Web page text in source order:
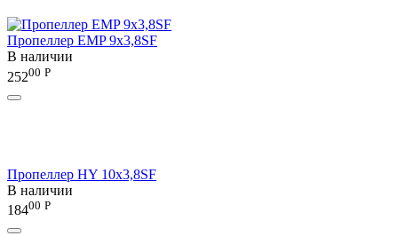
Пропеллер EMP 9x3,8SF
В наличии
25200 Р
Пропеллер HY 10х3,8SF
В наличии
18400 Р